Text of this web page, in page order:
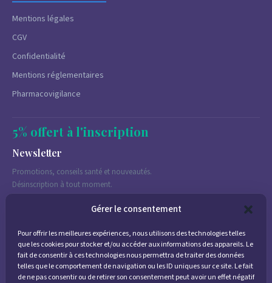
Gérer le consentement
Pour offrir les meilleures expériences, nous utilisons des technologies telles
que les cookies pour stocker et/ou accéder aux informations des appareils. Le
fait de consentir à ces technologies nous permettra de traiter des données
telles que le comportement de navigation ou les ID uniques sur ce site. Le fait
de ne pas consentir ou de retirer son consentement peut avoir un effet négatif
Mentions légales
CGV
Confidentialité
Mentions réglementaires
Pharmacovigilance
5% offert à l'inscription
Newsletter
Promotions, conseils santé et nouveautés.
Désinscription à tout moment.
J'accepte de recevoir des emails marketing conformément à la
politique de confidentialité